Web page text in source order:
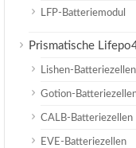
LFP-Batteriemodul
Prismatische
Lishen-Batteriezellen
Gotion-
CALB-Batteriezellen
EVE-Batteriezellen